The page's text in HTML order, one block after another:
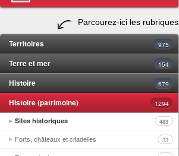
Parcourez-ici les rubriques
Territoires 975
Terre et mer 154
Histoire 679
Histoire (patrimoine)
1294
Sites historiques
483
Forts, châteaux et citadelles 33